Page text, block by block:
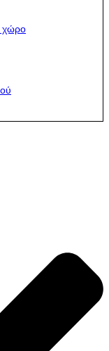
χώρο